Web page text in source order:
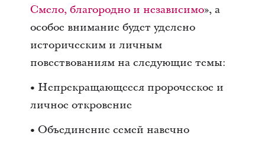
Смело, благородно и независимо», а
особое внимание будет уделено
историческим и личным
повествованиям на следующие темы:
• Непрекращающееся пророческое и
личное откровение
• Объединение семей навечно